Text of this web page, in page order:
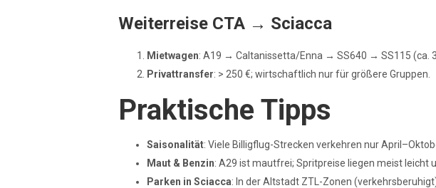
Weiterreise CTA → Sciacca
Mietwagen: A19 → Caltanissetta/Enna → SS640 → SS115 (ca. 3
Privattransfer: > 250 €; wirtschaftlich nur für größere Gruppen.
Praktische Tipps
Saisonalität: Viele Billigflug-Strecken verkehren nur
Maut & Benzin: A29 ist mautfrei; Spritpreise liegen meist leicht
Parken in Sciacca: In der Altstadt ZTL-Zonen